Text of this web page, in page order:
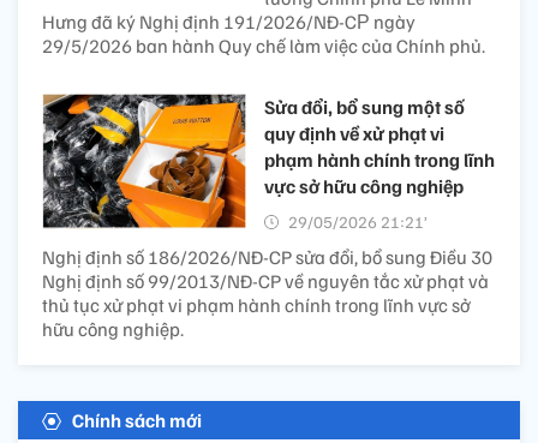
Hưng đã ký Nghị định 191/2026/NĐ-CР ngày
29/5/2026 ban hành Quy chế làm việc của Chính phủ.
Sửa đổi, bổ sung một số
quy định về xử phạt vi
phạm hành chính trong lĩnh
vực sở hữu công nghiệp
29/05/2026 21:21’
Nghị định số 186/2026/NĐ-CP sửa đổi, bổ sung Điều 30
Nghị định số 99/2013/NĐ-CP về nguyên tắc xử phạt và
thủ tục xử phạt vi phạm hành chính trong lĩnh vực sở
hữu công nghiệp.
Chính sách mới